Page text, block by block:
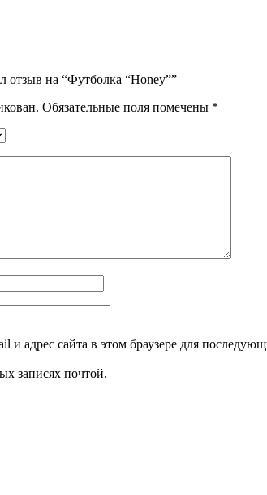
отзыв на “Футболка “Honey””
Обязательные поля помечены *
и адрес сайта в этом браузере для
записях почтой.